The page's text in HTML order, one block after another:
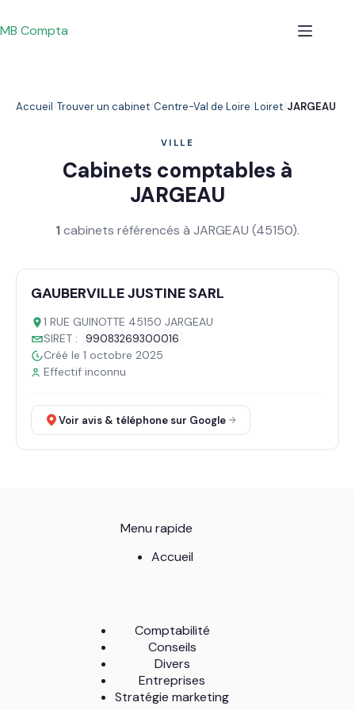
au
contenu
MB Compta
Accueil Trouver un cabinet Centre-Val de Loire Loiret JARGEAU
VILLE
Cabinets comptables à
JARGEAU
1cabinets référencés à JARGEAU (45150).
GAUBERVILLE JUSTINE SARL
1 RUE GUINOTTE 45150 JARGEAU
SIRET :
99083269300016
Créé le 1 octobre 2025
Effectif inconnu
Voir avis & téléphone sur Google
Menu rapide
Accueil
Comptabilité
Conseils
Divers
Entreprises
Stratégie marketing